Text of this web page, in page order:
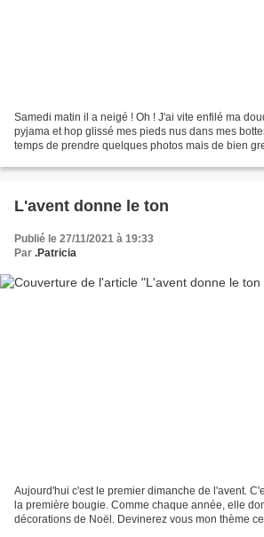
Samedi matin il a neigé ! Oh ! J'ai vite enfilé ma
pyjama et hop glissé mes pieds nus dans mes
temps de prendre quelques photos mais de bien
L'avent donne le ton
Publié le 27/11/2021 à 19:33
Par .Patricia
Aujourd'hui c'est le premier dimanche de l'avent.
la première bougie. Comme chaque année, elle
décorations de Noël. Devinerez vous mon thème